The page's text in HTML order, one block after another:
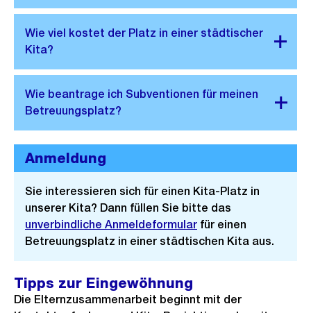
Anmeldung
Sie interessieren sich für einen Kita-Platz in
unserer Kita? Dann füllen Sie bitte das
unverbindliche Anmeldeformular für einen
Betreuungsplatz in einer städtischen Kita aus.
Tipps zur Eingewöhnung
Die Elternzusammenarbeit beginnt mit der